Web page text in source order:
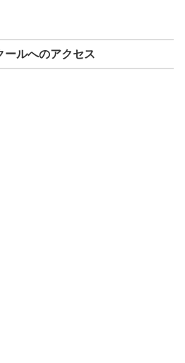
ールへのアクセス